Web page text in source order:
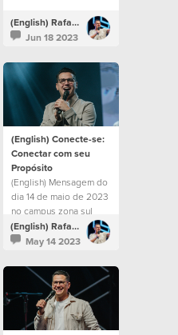
(English) Rafael Bitencourt
Jun 18 2023
(English) Conecte-se:
Conectar com seu
Propósito
(English) Mensagem do
dia 14 de maio de 2023
no campus zona sul
(English) Rafael Bitencourt
May 14 2023